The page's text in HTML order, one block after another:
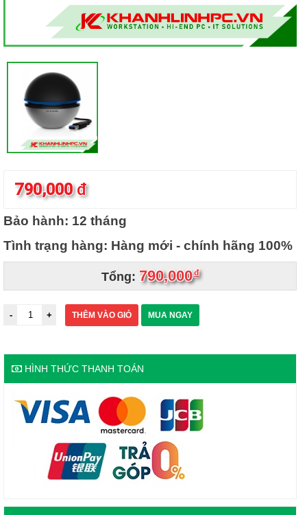
790,000đ
Bảo hành: 12 tháng
Tình trạng hàng: Hàng mới - chính hãng 100%
Tổng: 790,000đ
THÊM VÀO GIỎ MUA NGAY
HÌNH THỨC THANH TOÁN